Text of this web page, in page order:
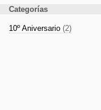
Categorías
10º Aniversario (2)